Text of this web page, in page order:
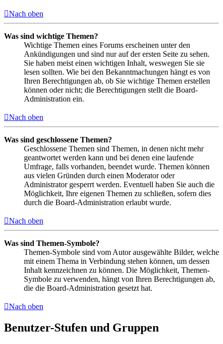
Nach oben
Was sind wichtige Themen?
Wichtige Themen eines Forums erscheinen unter den
Ankündigungen und sind nur auf der ersten Seite zu sehen.
Sie haben meist einen wichtigen Inhalt, weswegen Sie sie
lesen sollten. Wie bei den Bekanntmachungen hängt es von
Ihren Berechtigungen ab, ob Sie wichtige Themen erstellen
können oder nicht; die Berechtigungen stellt die Board-
Administration ein.
Nach oben
Was sind geschlossene Themen?
Geschlossene Themen sind Themen, in denen nicht mehr
geantwortet werden kann und bei denen eine laufende
Umfrage, falls vorhanden, beendet wurde. Themen können
aus vielen Gründen durch einen Moderator oder
Administrator gesperrt werden. Eventuell haben Sie auch die
Möglichkeit, Ihre eigenen Themen zu schließen, sofern dies
durch die Board-Administration erlaubt wurde.
Nach oben
Was sind Themen-Symbole?
Themen-Symbole sind vom Autor ausgewählte Bilder, welche
mit einem Thema in Verbindung stehen können, um dessen
Inhalt kennzeichnen zu können. Die Möglichkeit, Themen-
Symbole zu verwenden, hängt von Ihren Berechtigungen ab,
die die Board-Administration gesetzt hat.
Nach oben
Benutzer-Stufen und Gruppen